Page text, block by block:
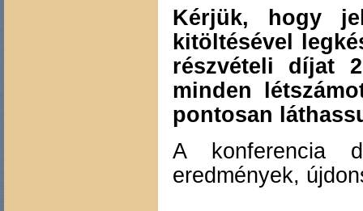
Kérjük, hogy
kitöltésével
részvételi díjat
minden
pontosan
A konferencia
eredmények,